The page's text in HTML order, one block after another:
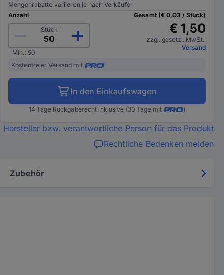
Mengenrabatte variieren je nach Verkäufer
Anzahl
Stück
Min.: 50
Gesamt (€ 0,03 / Stück)
€ 1,50
zzgl. gesetzl. MwSt.
Versand
Kostenfreier Versand mit
In den Einkaufswagen
14 Tage Rückgaberecht inklusive (30 Tage mit )
Hersteller bzw. verantwortliche Person für das Produkt
Rechtliche Bedenken melden
Zubehör